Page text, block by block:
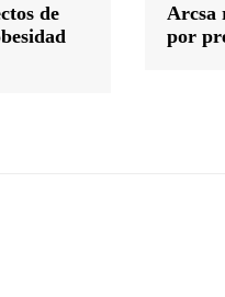
de
Arcsa
por